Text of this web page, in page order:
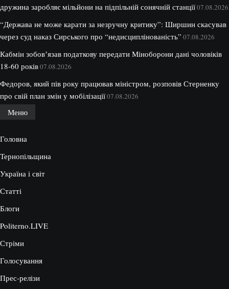
дружина заробляє мільйони на підпільній сонячній станції07.08.2026
“Держава не може карати за незручну критику”: Ширшин скасував
через суд наказ Сирського про “недисциплінованість” 07.08.2026
Кабмін зобовʼязав податкову передати Міноборони дані чоловіків
18-60 років07.08.2026
Федоров, який пів року працював міністром, розповів Стерненку
про свій план змін у мобілізації07.08.2026
Меню
Головна
Тернопільщина
Україна і світ
Статті
Блоги
Politerno.LIVE
Стріми
Голосування
Прес-релізи